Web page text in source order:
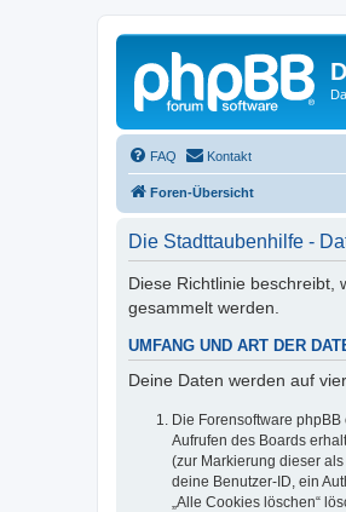
FAQ Kontakt
Foren-Übersicht
Die Stadttaubenhilfe -
Diese Richtlinie beschreibt,
gesammelt werden.
UMFANG UND ART DER
Deine Daten werden auf
Die Forensoftware
Aufrufen des Boards
(zur Markierung dieser
deine Benutzer-ID, ein
„Alle Cookies löschen“